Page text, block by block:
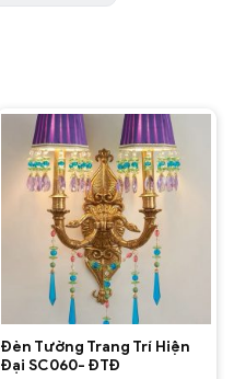
Đèn Tường Trang Trí Hiện
Đại SC060- ĐTĐ